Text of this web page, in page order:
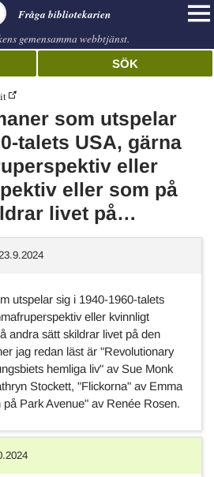
Fråga bibliotekarien
gemensamma webbtjänst.
SÖK
som utspelar
talets USA, gärna
eller
eller som på
livet på…
utspelar sig i 1940-1960-talets
eller kvinnligt
andra sätt skildrar livet på den
jag redan läst är "Revolutionary
hemliga liv" av Sue Monk
Stockett, "Flickorna" av Emma
Park Avenue" av Renée Rosen.